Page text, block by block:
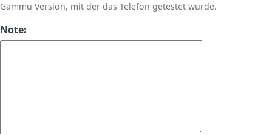
Gammu Version, mit der das Telefon getestet wurde.
Note: